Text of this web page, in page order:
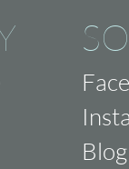
Blog